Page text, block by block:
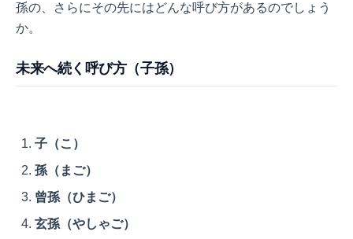
孫の、さらにその先にはどんな呼び方があるのでしょう
か。
未来へ続く呼び方（子孫）
子（こ）
孫（まご）
曾孫（ひまご）
玄孫（やしゃご）